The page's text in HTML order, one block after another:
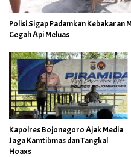
Polisi Sigap Padamkan Kebakaran
Cegah Api Meluas
Kapolres Bojonegoro Ajak Media
Jaga Kamtibmas dan Tangkal
Hoaxs